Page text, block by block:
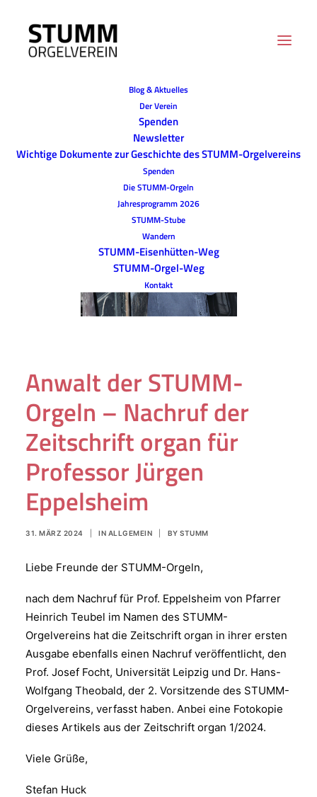
Blog & Aktuelles
Der Verein
Spenden
Newsletter
Wichtige Dokumente zur Geschichte des STUMM-Orgelvereins
Spenden
Die STUMM-Orgeln
Jahresprogramm 2026
STUMM-Stube
Wandern
STUMM-Eisenhütten-Weg
STUMM-Orgel-Weg
Kontakt
Anwalt der STUMM-
Orgeln – Nachruf der
Zeitschrift organ für
Professor Jürgen
Eppelsheim
31. MÄRZ 2024 IN ALLGEMEIN BY STUMM
Liebe Freunde der STUMM-Orgeln,
nach dem Nachruf für Prof. Eppelsheim von Pfarrer
Heinrich Teubel im Namen des STUMM-
Orgelvereins hat die Zeitschrift organ in ihrer ersten
Ausgabe ebenfalls einen Nachruf veröffentlicht, den
Prof. Josef Focht, Universität Leipzig und Dr. Hans-
Wolfgang Theobald, der 2. Vorsitzende des STUMM-
Orgelvereins, verfasst haben. Anbei eine Fotokopie
dieses Artikels aus der Zeitschrift organ 1/2024.
Viele Grüße,
Stefan Huck